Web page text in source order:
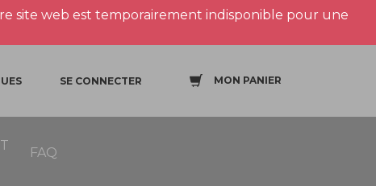
site web est temporairement indisponible pour une
SE CONNECTER MON PANIER
FAQ